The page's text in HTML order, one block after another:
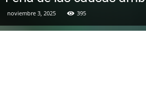
noviembre 3, 2025 395